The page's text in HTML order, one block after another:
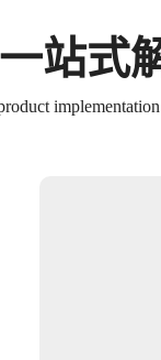
站式
implementation